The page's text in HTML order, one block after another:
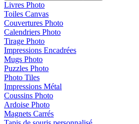
Livres Photo
Toiles Canvas
Couvertures Photo
Calendriers Photo
Tirage Photo
Impressions Encadrées
Mugs Photo
Puzzles Photo
Photo Tiles
Impressions Métal
Coussins Photo
Ardoise Photo
Magnets Carrés